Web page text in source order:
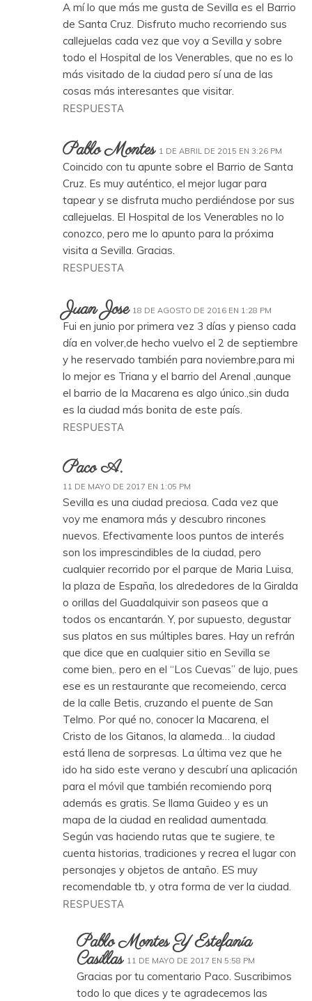
A mí lo que más me gusta de Sevilla es el Barrio
de Santa Cruz. Disfruto mucho recorriendo sus
callejuelas cada vez que voy a Sevilla y sobre
todo el Hospital de los Venerables, que no es lo
más visitado de la ciudad pero sí una de las
cosas más interesantes que visitar.
RESPUESTA
Pablo Montes 1 DE ABRIL DE 2015 EN 3:26 PM
Coincido con tu apunte sobre el Barrio de Santa
Cruz. Es muy auténtico, el mejor lugar para
tapear y se disfruta mucho perdiéndose por sus
callejuelas. El Hospital de los Venerables no lo
conozco, pero me lo apunto para la próxima
visita a Sevilla. Gracias.
RESPUESTA
Juan Jose 18 DE AGOSTO DE 2016 EN 1:28 PM
Fui en junio por primera vez 3 días y pienso cada
día en volver,de hecho vuelvo el 2 de septiembre
y he reservado también para noviembre,para mi
lo mejor es Triana y el barrio del Arenal ,aunque
el barrio de la Macarena es algo único.,sin duda
es la ciudad más bonita de este país.
RESPUESTA
Paco A.
11 DE MAYO DE 2017 EN 1:05 PM
Sevilla es una ciudad preciosa. Cada vez que
voy me enamora más y descubro rincones
nuevos. Efectivamente loos puntos de interés
son los imprescindibles de la ciudad, pero
cualquier recorrido por el parque de Maria Luisa,
la plaza de España, los alrededores de la Giralda
o orillas del Guadalquivir son paseos que a
todos os encantarán. Y, por supuesto, degustar
sus platos en sus múltiples bares. Hay un refrán
que dice que en cualquier sitio en Sevilla se
come bien,. pero en el “Los Cuevas” de lujo, pues
ese es un restaurante que recomeiendo, cerca
de la calle Betis, cruzando el puente de San
Telmo. Por qué no, conocer la Macarena, el
Cristo de los Gitanos, la alameda… la ciudad
está llena de sorpresas. La última vez que he
ido ha sido este verano y descubrí una aplicación
para el móvil que también recomiendo porq
además es gratis. Se llama Guideo y es un
mapa de la ciudad en realidad aumentada.
Según vas haciendo rutas que te sugiere, te
cuenta historias, tradiciones y recrea el lugar con
personajes y objetos de antaño. ES muy
recomendable tb, y otra forma de ver la ciudad.
RESPUESTA
Pablo Montes Y Estefanía
Casillas 11 DE MAYO DE 2017 EN 5:58 PM
Gracias por tu comentario Paco. Suscribimos
todo lo que dices y te agradecemos las